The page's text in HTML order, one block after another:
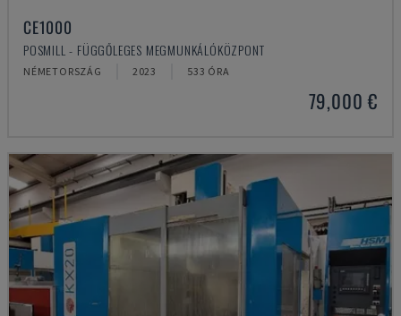
CE1000
POSMILL - FÜGGŐLEGES MEGMUNKÁLÓKÖZPONT
NÉMETORSZÁG 2023 533 ÓRA
79,000 €